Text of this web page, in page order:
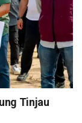
Tinjau